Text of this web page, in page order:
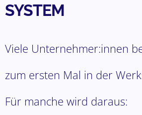
SYSTEM
Viele Unternehmer:innen
zum ersten Mal in der
Für manche wird daraus: